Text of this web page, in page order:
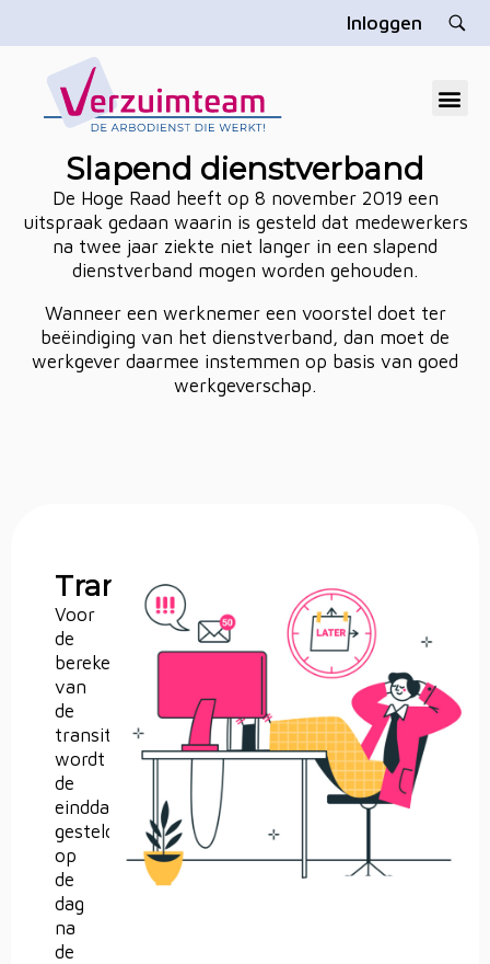
Inloggen
Slapend dienstverband
De Hoge Raad heeft op 8 november 2019 een
uitspraak gedaan waarin is gesteld dat medewerkers
na twee jaar ziekte niet langer in een slapend
dienstverband mogen worden gehouden.
Wanneer een werknemer een voorstel doet ter
beëindiging van het dienstverband, dan moet de
werkgever daarmee instemmen op basis van goed
werkgeverschap.
Transitievergoeding
Voor
de
berekening
van
de
transitievergoeding
wordt
de
einddatum
gesteld
op
de
dag
na
de